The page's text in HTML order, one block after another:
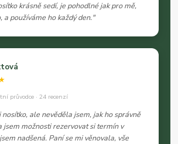
krásně sedí, je pohodlné jak pro mě,
a používáme ho každý den."
průvodce · 24 recenzí
nosítko, ale nevěděla jsem, jak ho správně
jsem možnosti rezervovat si termín v
nadšená. Paní se mi věnovala, vše